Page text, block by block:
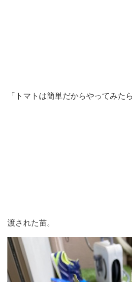
「トマトは簡単だからやってみた
渡された苗。